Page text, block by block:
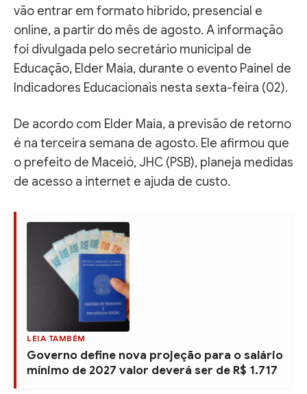
vão entrar em formato híbrido, presencial e
online, a partir do mês de agosto. A informação
foi divulgada pelo secretário municipal de
Educação, Elder Maia, durante o evento Painel de
Indicadores Educacionais nesta sexta-feira (02).
De acordo com Elder Maia, a previsão de retorno
é na terceira semana de agosto. Ele afirmou que
o prefeito de Maceió, JHC (PSB), planeja medidas
de acesso a internet e ajuda de custo.
LEIA TAMBÉM
Governo define nova projeção para o salário
mínimo de 2027 valor deverá ser de R$ 1.717